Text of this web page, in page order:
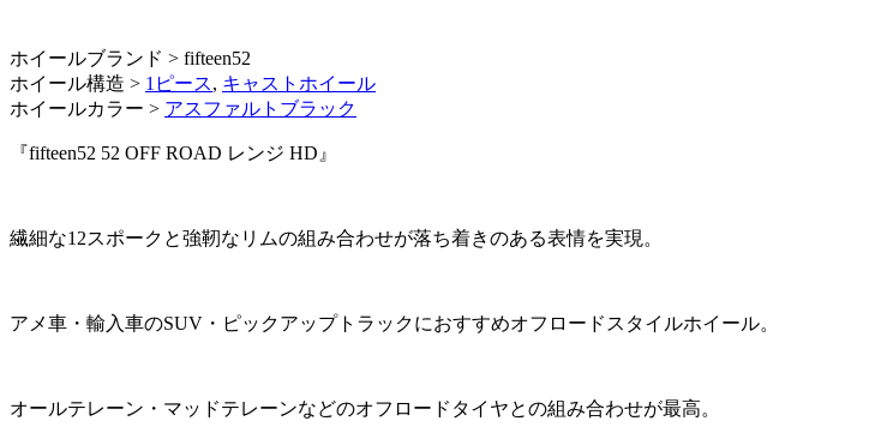
ホイールブランド > fifteen52
ホイール構造 > 1ピース, キャストホイール
ホイールカラー > アスファルトブラック
『fifteen52 52 OFF ROAD レンジ HD』
繊細な12スポークと強靭なリムの組み合わせが落ち着きのある表情を実現。
アメ車・輸入車のSUV・ピックアップトラックにおすすめオフロードスタイルホイール。
オールテレーン・マッドテレーンなどのオフロードタイヤとの組み合わせが最高。